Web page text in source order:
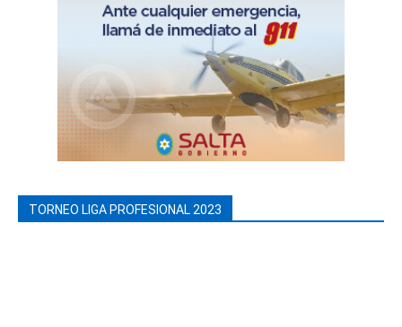
TORNEO LIGA PROFESIONAL 2023